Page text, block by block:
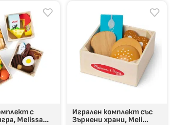
с
Melissa...
Игрален комплект със
Зърнени храни, Meli...